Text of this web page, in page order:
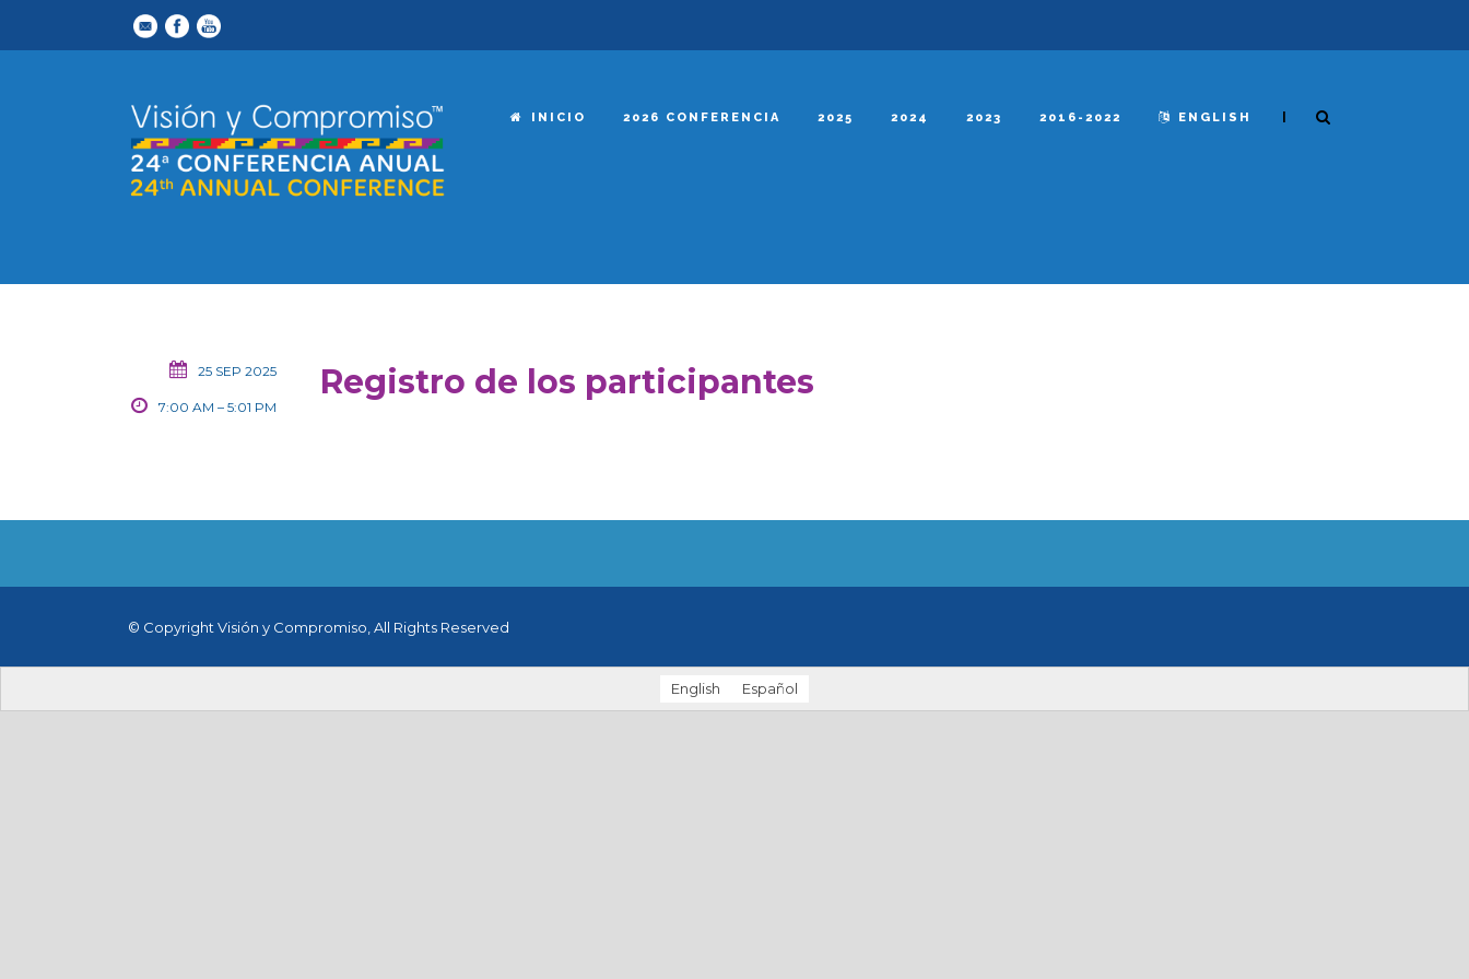
INICIO 2026 CONFERENCIA 2025 2024 2023 2016-2022 ENGLISH |
25 SEP 2025
7:00 AM – 5:01 PM
Registro de los participantes
© Copyright Visión y Compromiso, All Rights Reserved
English Español